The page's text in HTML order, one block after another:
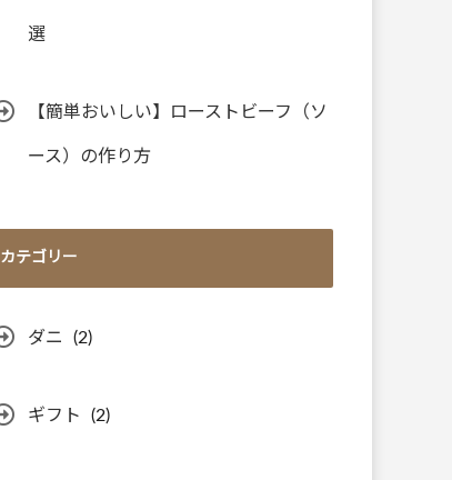
選
【簡単おいしい】ローストビーフ（ソ
ース）の作り方
カテゴリー
ダニ (2)
ギフト (2)